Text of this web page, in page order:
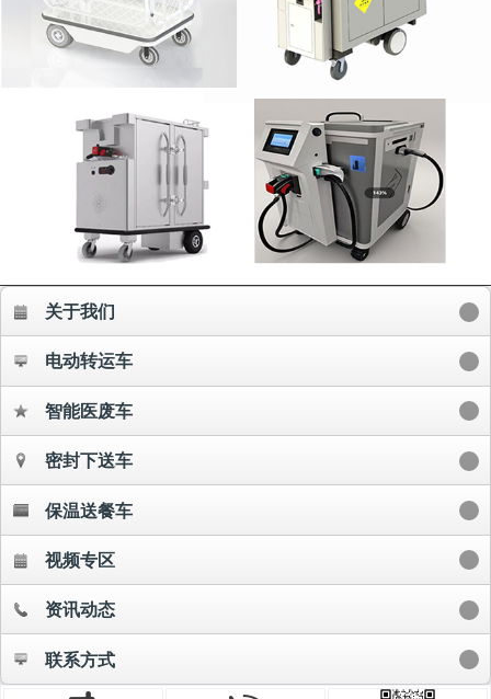
关于我们
电动转运车
智能医废车
密封下送车
保温送餐车
视频专区
资讯动态
联系方式